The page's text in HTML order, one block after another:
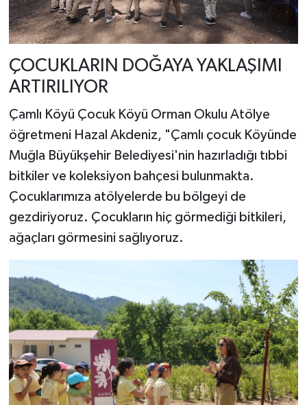
ÇOCUKLARIN DOĞAYA YAKLAŞIMI
ARTIRILIYOR
Çamlı Köyü Çocuk Köyü Orman Okulu Atölye
öğretmeni Hazal Akdeniz, "Çamlı çocuk Köyünde
Muğla Büyükşehir Belediyesi'nin hazırladığı tıbbi
bitkiler ve koleksiyon bahçesi bulunmakta.
Çocuklarımıza atölyelerde bu bölgeyi de
gezdiriyoruz. Çocukların hiç görmediği bitkileri,
ağaçları görmesini sağlıyoruz.